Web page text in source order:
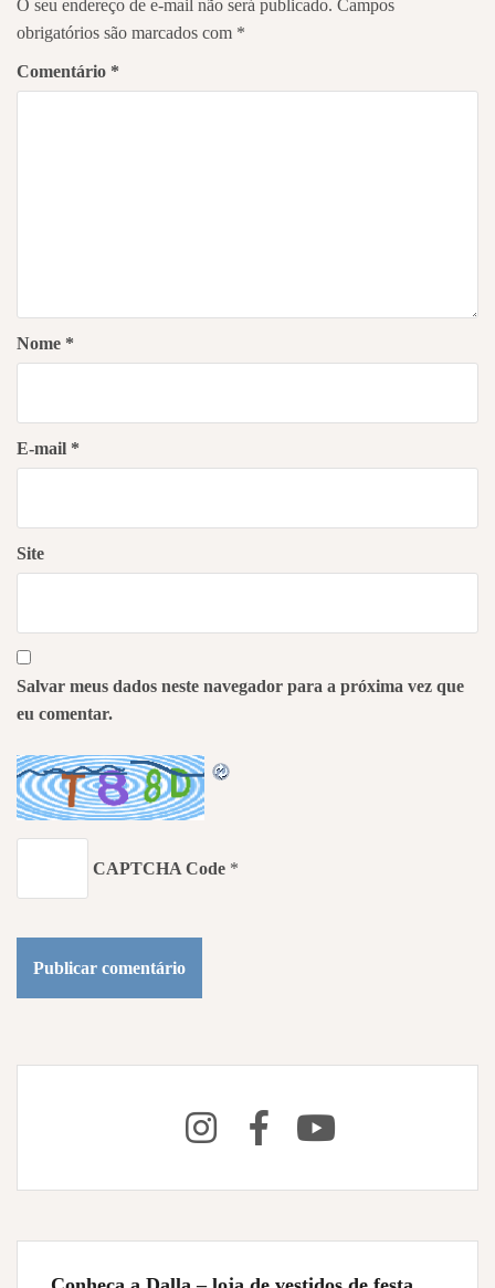
O seu endereço de e-mail não será publicado. Campos
obrigatórios são marcados com *
Comentário *
Nome *
E-mail *
Site
Salvar meus dados neste navegador para a próxima vez que
eu comentar.
CAPTCHA Code *